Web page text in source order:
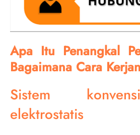
Apa Itu Penangkal
Bagaimana Cara
Sistem
elektrostatis